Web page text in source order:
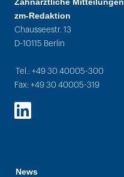
Zahnärztliche Mitteilungen
zm-Redaktion
Chausseestr. 13
D-10115 Berlin
Tel.: +49 30 40005-300
Fax: +49 30 40005-319
LinkedIn
News